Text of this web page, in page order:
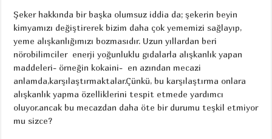
Şeker hakkında bir başka olumsuz iddia da; şekerin beyin
kimyamızı değiştirerek bizim daha çok yememizi sağlayıp,
yeme alışkanlığımızı bozmasıdır. Uzun yıllardan beri
nörobilimciler enerji yoğunluklu gıdalarla alışkanlık yapan
maddeleri- örneğin kokaini- en azından mecazi
anlamda,karşılaştırmaktalar.Çünkü, bu karşılaştırma onlara
alışkanlık yapma özelliklerini tespit etmede yardımcı
oluyor.ancak bu mecazdan daha öte bir durumu teşkil etmiyor
mu sizce?